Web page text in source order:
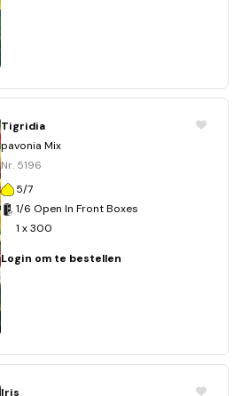
Tigridia
pavonia Mix
Nr. 5196
5/7
1/6 Open In Front Boxes
1 x 300
Login om te bestellen
Iris